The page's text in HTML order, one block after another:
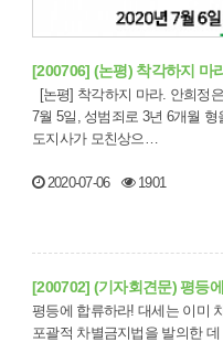
[200706] (논평) 착각하지 마
7월 5일, 성범죄로 3년 6개월
도지사가 모친상으…
2020-07-06 1901
[200702] (기자회견문) 평등
평등에 합류하라! 대세는 이미 차별금지법이다
포괄적 차별금지법을 발의한